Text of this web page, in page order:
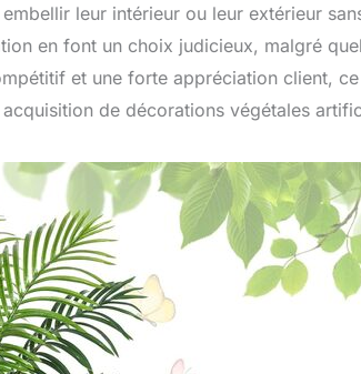
leur intérieur ou leur extérieur
en font un choix judicieux, malgré
et une forte appréciation client,
de décorations végétales